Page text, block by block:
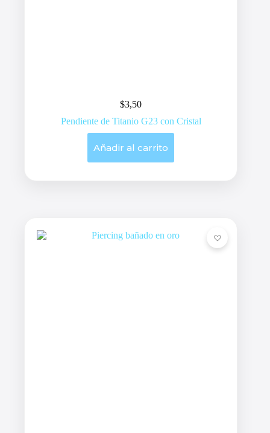
$3,50
Pendiente de Titanio G23 con Cristal
Añadir al carrito